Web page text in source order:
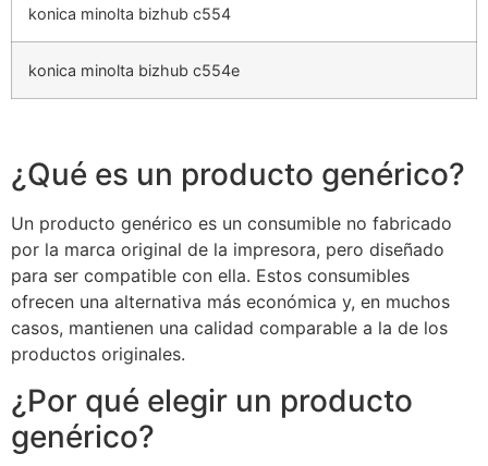
konica minolta bizhub c554
konica minolta bizhub c554e
¿Qué es un producto genérico?
Un producto genérico es un consumible no fabricado
por la marca original de la impresora, pero diseñado
para ser compatible con ella. Estos consumibles
ofrecen una alternativa más económica y, en muchos
casos, mantienen una calidad comparable a la de los
productos originales.
¿Por qué elegir un producto
genérico?